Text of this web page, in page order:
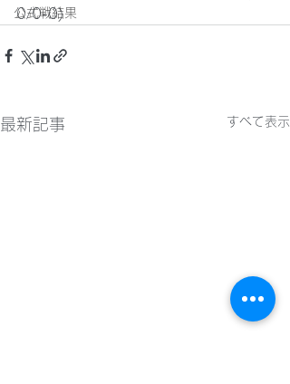
公式戦結果
0/0-0)
最新記事 すべて表示